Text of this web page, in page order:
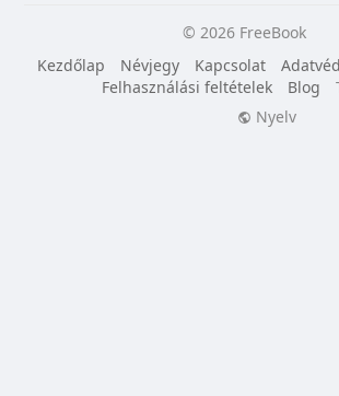
© 2026 FreeBook
Kezdőlap
Névjegy Kapcsolat
Felhasználási feltételek
Blog
Nyelv